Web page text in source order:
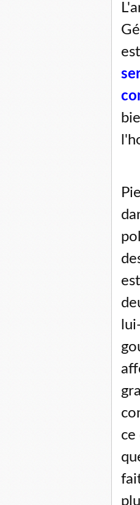
ce